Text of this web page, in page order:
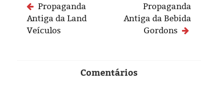
Propaganda
Antiga da Land
Veículos
Propaganda
Antiga da Bebida
Gordons
Comentários